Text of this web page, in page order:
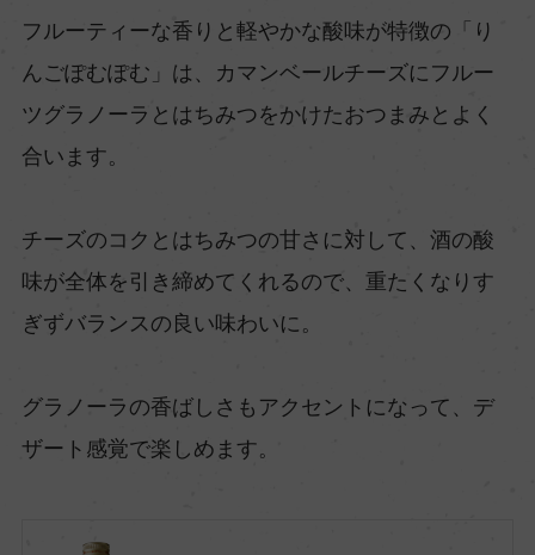
フルーティーな香りと軽やかな酸味が特徴の「り
んごぽむぽむ」は、カマンベールチーズにフルー
ツグラノーラとはちみつをかけたおつまみとよく
合います。
チーズのコクとはちみつの甘さに対して、酒の酸
味が全体を引き締めてくれるので、重たくなりす
ぎずバランスの良い味わいに。
グラノーラの香ばしさもアクセントになって、デ
ザート感覚で楽しめます。